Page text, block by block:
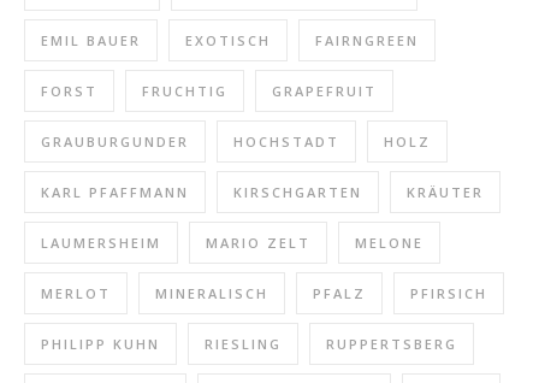
EMIL BAUER EXOTISCH FAIRNGREEN
FORST FRUCHTIG GRAPEFRUIT
GRAUBURGUNDER HOCHSTADT HOLZ
KARL PFAFFMANN KIRSCHGARTEN KRÄUTER
LAUMERSHEIM MARIO ZELT MELONE
MERLOT MINERALISCH PFALZ PFIRSICH
PHILIPP KUHN RIESLING RUPPERTSBERG